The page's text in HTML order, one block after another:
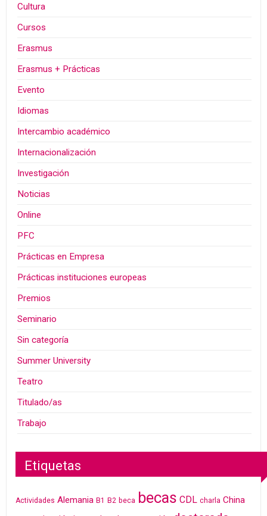
Cultura
Cursos
Erasmus
Erasmus + Prácticas
Evento
Idiomas
Intercambio académico
Internacionalización
Investigación
Noticias
Online
PFC
Prácticas en Empresa
Prácticas instituciones europeas
Premios
Seminario
Sin categoría
Summer University
Teatro
Titulado/as
Trabajo
Etiquetas
Actividades Alemania B1 B2 beca becas CDL charla China